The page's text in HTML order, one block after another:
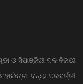
ଓ ସିପାଞ୍ଜିରୀ ଦଳ ବିଜୟୀ
ବନ୍ୟା ପରବର୍ତ୍ତୀ